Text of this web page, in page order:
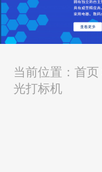
当前位置：首页
光打标机